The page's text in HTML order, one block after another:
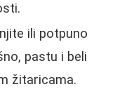
ili potpuno
pastu i beli
žitaricama.